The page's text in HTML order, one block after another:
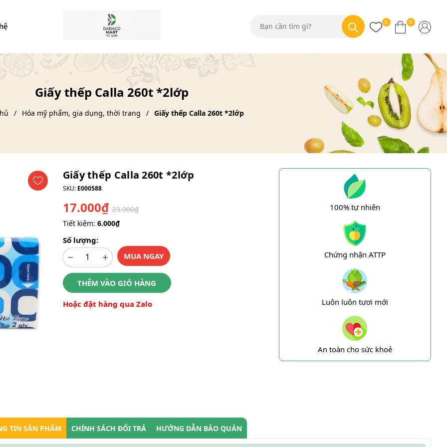
0 0
Giấy thếp Calla 260t *2lớp
Hóa mỹ phẩm, gia dụng, thời trang Giấy thếp Calla 260t *2lớp
Giấy thếp Calla 260t *2lớp
SKU: E000588
17.000₫ 23.000₫
Tiết kiệm: 6.000₫
Số lượng:
MUA NGAY
THÊM VÀO GIỎ HÀNG
Hoặc đặt hàng qua Zalo
100% tự nhiên
Chứng nhận ATTP
Luôn luôn tươi mới
An toàn cho sức khoẻ
TIN SẢN PHẨM CHÍNH SÁCH ĐỔI TRẢ HƯỚNG DẪN BẢO QUẢN